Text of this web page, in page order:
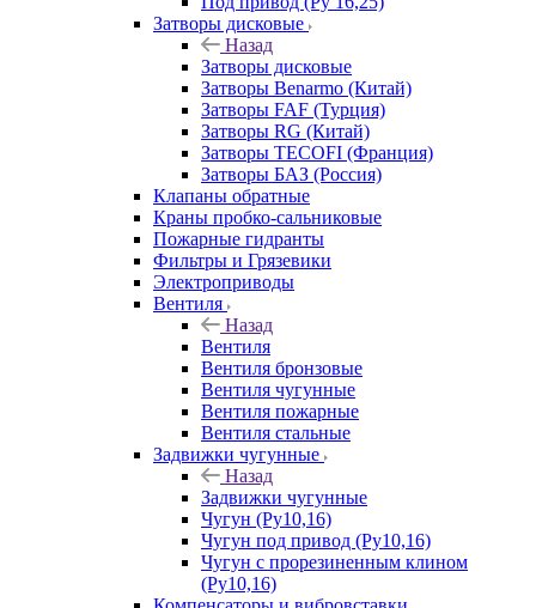
Затворы дисковые
Назад
Затворы дисковые
Затворы Benarmo (Китай)
Затворы FAF (Турция)
Затворы RG (Китай)
Затворы TECOFI (Франция)
Затворы БАЗ (Россия)
Клапаны обратные
Краны пробко-сальниковые
Пожарные гидранты
Фильтры и Грязевики
Электроприводы
Вентиля
Назад
Вентиля
Вентиля бронзовые
Вентиля чугунные
Вентиля пожарные
Вентиля стальные
Задвижки чугунные
Назад
Задвижки чугунные
Чугун (Ру10,16)
Чугун под привод (Ру10,16)
Чугун с прорезиненным клином
(Ру10,16)